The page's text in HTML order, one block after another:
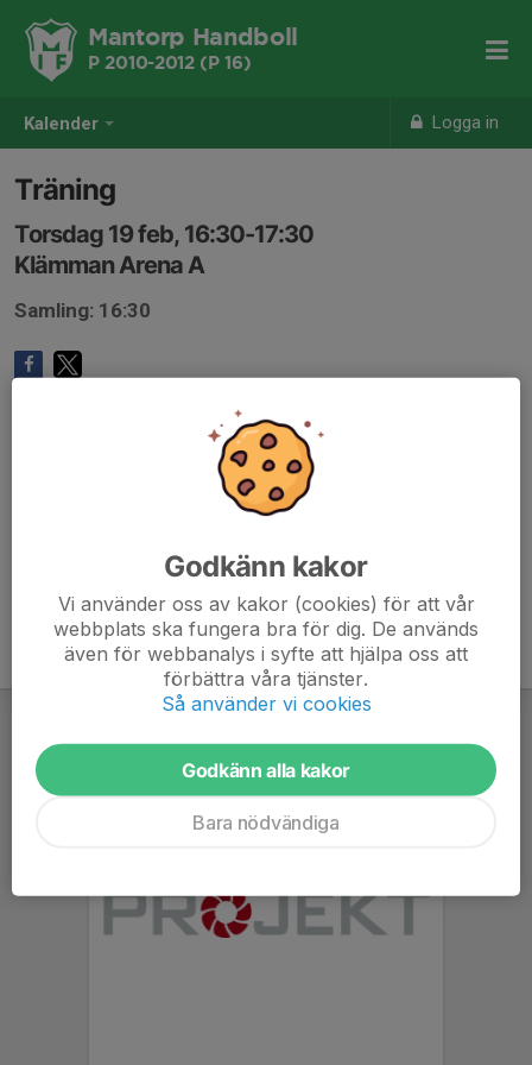
Kalender Logga in
Mantorp Handboll
P 2010-2012 (P 16)
Träning
Torsdag 19 feb, 16:30-17:30
Klämman Arena A
Samling: 16:30
Godkänn kakor
Vi använder oss av kakor (cookies) för att vår
webbplats ska fungera bra för dig. De används
även för webbanalys i syfte att hjälpa oss att
förbättra våra tjänster.
Så använder vi cookies
Godkänn alla kakor
Bara nödvändiga